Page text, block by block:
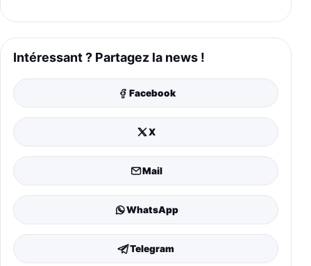
Intéressant ? Partagez la news !
Facebook
X
Mail
WhatsApp
Telegram